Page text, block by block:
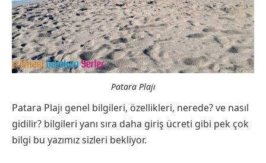
Patara Plajı
Patara Plajı genel bilgileri, özellikleri, nerede? ve nasıl
gidilir? bilgileri yanı sıra daha giriş ücreti gibi pek çok
bilgi bu yazımız sizleri bekliyor.